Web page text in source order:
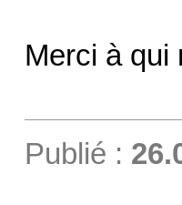
Merci à qui
Publié :